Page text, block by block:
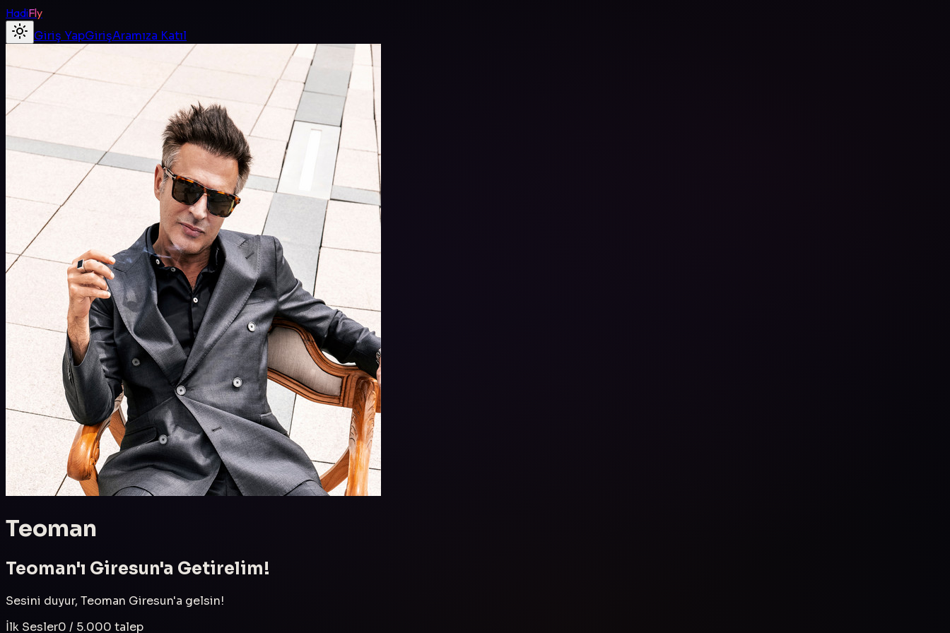
HadiFly
Giriş YapGirişAramıza Katıl
Teoman
Teoman'ı Giresun'a Getirelim!
Sesini duyur, Teoman Giresun'a gelsin!
İlk Sesler0 / 5.000 talep